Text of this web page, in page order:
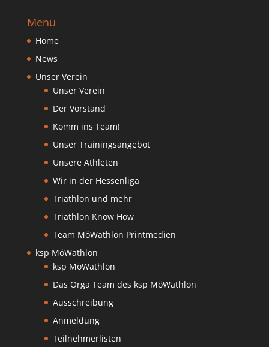
Menu
Home
News
Unser Verein
Unser Verein
Der Vorstand
Komm ins Team!
Unser Trainingsangebot
Unsere Athleten
Wir in der Hessenliga
Triathlon und mehr
Triathlon Know How
Team MöWathlon Printmedien
ksp MöWathlon
ksp MöWathlon
Das Orga Team des ksp MöWathlon
Ausschreibung
Anmeldung
Teilnehmerlisten